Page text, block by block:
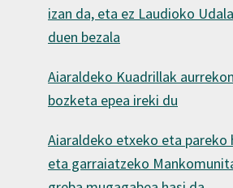
izan da, eta ez Laudioko
duen bezala
Aiaraldeko Kuadrillak
bozketa epea ireki du
Aiaraldeko etxeko eta pareko
eta garraiatzeko